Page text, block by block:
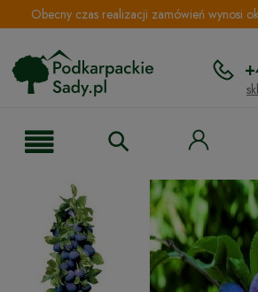
Obecny czas realizacji zamówień wynosi